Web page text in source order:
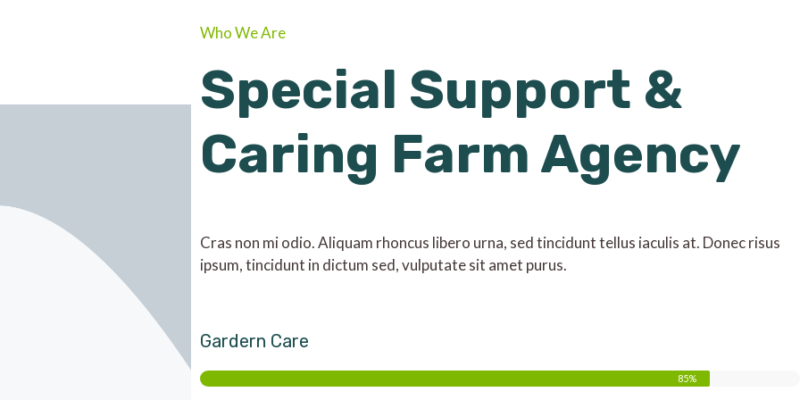
Who We Are
Special Support &
Caring Farm Agency
Cras non mi odio. Aliquam rhoncus libero urna, sed tincidunt tellus iaculis at. Donec risus
ipsum, tincidunt in dictum sed, vulputate sit amet purus.
Gardern Care
85%